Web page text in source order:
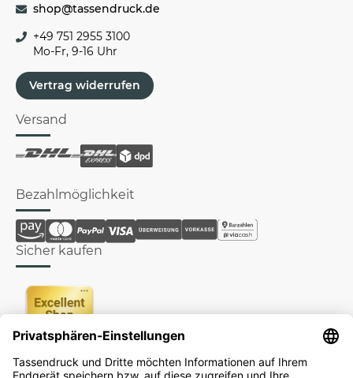
shop@tassendruck.de
+49 751 2955 3100
Mo-Fr, 9-16 Uhr
Vertrag widerrufen
Versand
Bezahlmöglichkeit
Sicher kaufen